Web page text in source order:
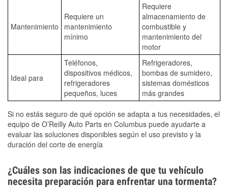
Mantenimiento
Requiere un
mantenimiento
mínimo
Requiere
almacenamiento de
combustible y
mantenimiento del
motor
Ideal para
Teléfonos,
dispositivos médicos,
refrigeradores
pequeños, luces
Refrigeradores,
bombas de sumidero,
sistemas domésticos
más grandes
Si no estás seguro de qué opción se adapta a tus necesidades, el
equipo de O’Reilly Auto Parts en Columbus puede ayudarte a
evaluar las soluciones disponibles según el uso previsto y la
duración del corte de energía
¿Cuáles son las indicaciones de que tu vehículo
necesita preparación para enfrentar una tormenta?